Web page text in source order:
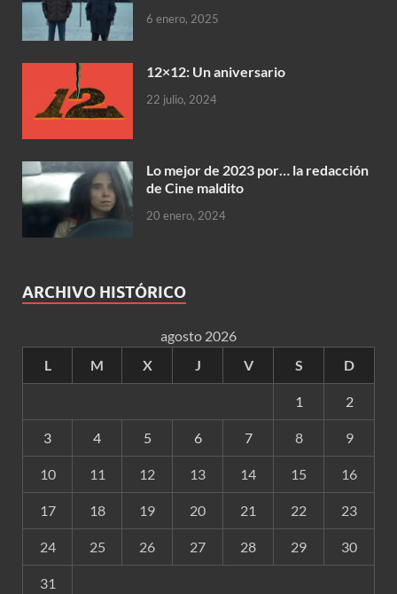
6 enero, 2025
12×12: Un aniversario
22 julio, 2024
Lo mejor de 2023 por… la redacción
de Cine maldito
20 enero, 2024
ARCHIVO HISTÓRICO
agosto 2026
L
M X J V S D
1 2
3 4 5 6 7 8 9
10 11 12 13 14 15 16
17 18 19 20 21 22 23
24 25 26 27 28 29 30
31